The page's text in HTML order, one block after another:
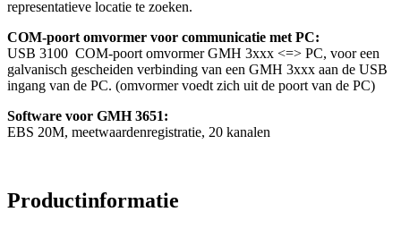
representatieve locatie te zoeken.
COM-poort omvormer voor communicatie met PC:
USB 3100 COM-poort omvormer GMH 3xxx <=> PC, voor een
galvanisch gescheiden verbinding van een GMH 3xxx aan de USB
ingang van de PC. (omvormer voedt zich uit de poort van de PC)
Software voor GMH 3651:
EBS 20M, meetwaardenregistratie, 20 kanalen
Productinformatie